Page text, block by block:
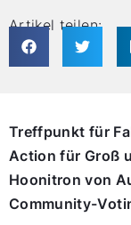
Artikel teilen:
Treffpunkt für
Action für Groß
Hoonitron von
Community-